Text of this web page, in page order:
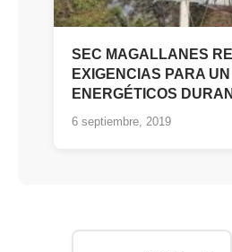
SEC MAGALLANES
EXIGENCIAS PARA
ENERGÉTICOS
6 septiembre, 2019